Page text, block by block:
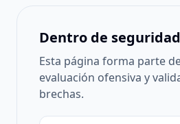
Dentro de
Esta página forma parte
evaluación ofensiva y
brechas.